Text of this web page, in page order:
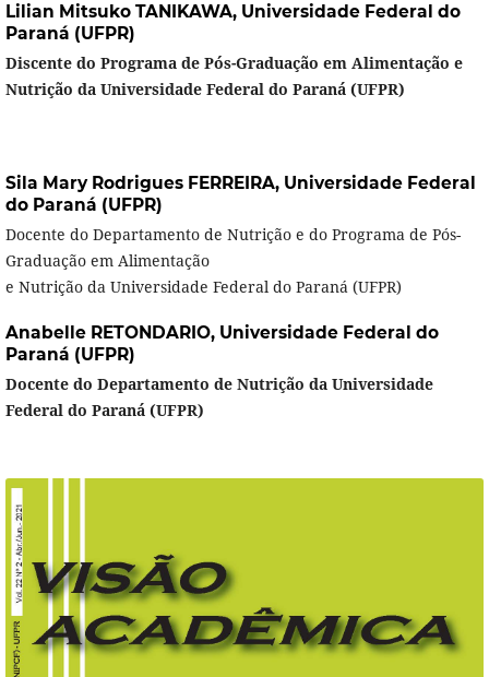
Lilian Mitsuko TANIKAWA, Universidade Federal do
Paraná (UFPR)
Discente do Programa de Pós-Graduação em Alimentação e
Nutrição da Universidade Federal do Paraná (UFPR)
Sila Mary Rodrigues FERREIRA, Universidade Federal
do Paraná (UFPR)
Docente do Departamento de Nutrição e do Programa de Pós-
Graduação em Alimentação
e Nutrição da Universidade Federal do Paraná (UFPR)
Anabelle RETONDARIO, Universidade Federal do
Paraná (UFPR)
Docente do Departamento de Nutrição da Universidade
Federal do Paraná (UFPR)